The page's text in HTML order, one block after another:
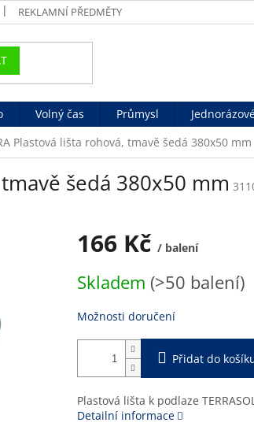
REKLAMNÍ PŘEDMĚTY
Volný čas Průmysl
Plastová lišta rohová, tmavě šedá 380x50 mm
šedá 380x50 mm
166 Kč / balení
cena:
Skladem (>50 balení)
Možnosti doručení
Přidat do
Plastová lišta k podlaze
Detailní informace